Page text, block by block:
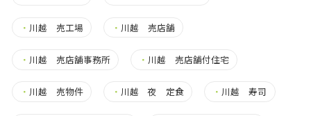
・ 川越 売工場 ・ 川越 売店舗
・ 川越 売店舗事務所 ・ 川越 売店舗付住宅
・ 川越 売物件 ・ 川越 夜 定食 ・ 川越 寿司